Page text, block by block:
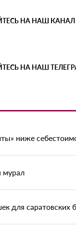
НА НАШ КАНАЛ
НА НАШ
ниже
мурал
для саратовских